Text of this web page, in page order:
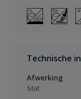
Technische
Afwerking
Mat